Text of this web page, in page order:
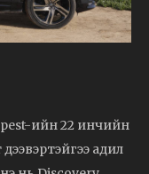
ийн 22 инчийн
адил